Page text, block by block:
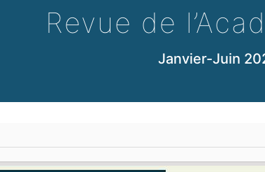
Revue de
Janvier-Juin